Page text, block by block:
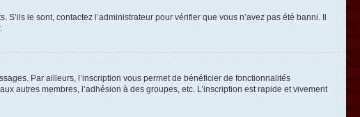
le sont, contactez l’administrateur pour vérifier que vous n’avez pas été banni. Il
Par ailleurs, l’inscription vous permet de bénéficier de fonctionnalités
autres membres, l’adhésion à des groupes, etc. L’inscription est rapide et vivement